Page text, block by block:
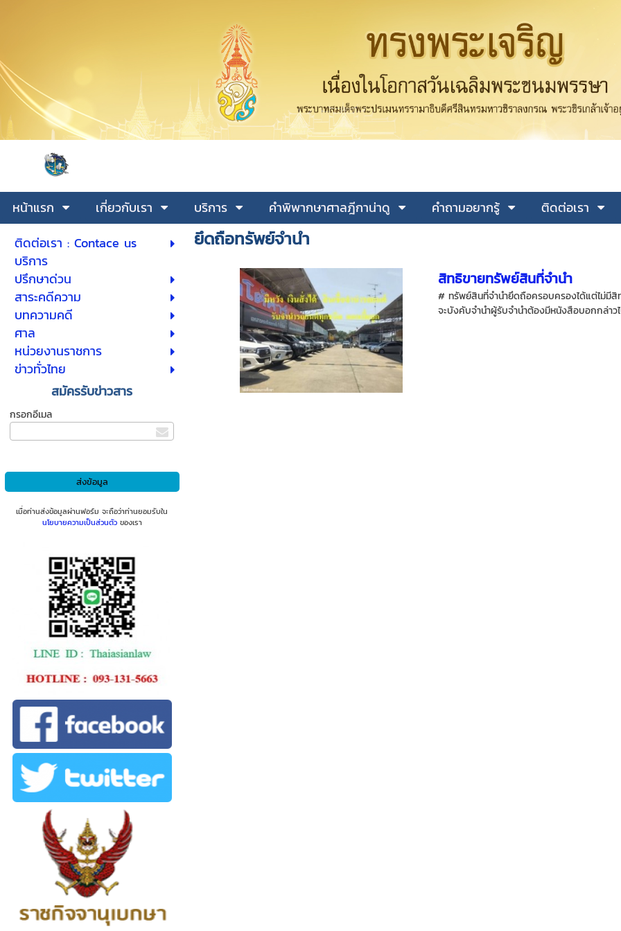
หน้าแรก เกี่ยวกับเรา บริการ คำพิพากษาศาลฎีกาน่าดู คำถามอยากรู้ ติดต่อเรา
ติดต่อเรา : Contace us
บริการ
ปรึกษาด่วน
สาระคดีความ
บทความคดี
ศาล
หน่วยงานราชการ
ข่าวทั่วไทย
สมัครรับข่าวสาร
กรอกอีเมล
เมื่อท่านส่งข้อมูลผ่านฟอร์ม จะถือว่าท่านยอมรับใน
นโยบายความเป็นส่วนตัวของเรา
ยึดถือทรัพย์จำนำ
สิทธิขายทรัพย์สินที่จำนำ
# ทรัพย์สินที่จำนำยึดถือครอบครองได้แต่ไม่มีสิ
จะบังคับจำนำผู้รับจำนำต้องมีหนังสือบอกกล่าวไ